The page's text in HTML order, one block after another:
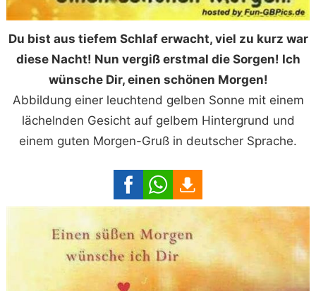
Du bist aus tiefem Schlaf erwacht, viel zu kurz war
diese Nacht! Nun vergiß erstmal die Sorgen! Ich
wünsche Dir, einen schönen Morgen!
Abbildung einer leuchtend gelben Sonne mit einem
lächelnden Gesicht auf gelbem Hintergrund und
einem guten Morgen-Gruß in deutscher Sprache.